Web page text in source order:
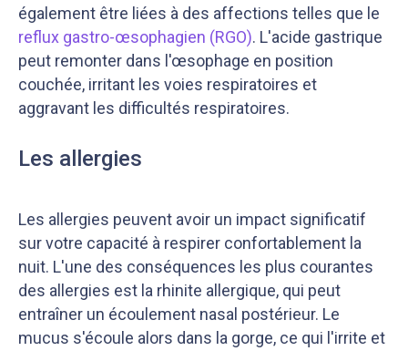
également être liées à des affections telles que le
reflux gastro-œsophagien (RGO). L'acide gastrique
peut remonter dans l'œsophage en position
couchée, irritant les voies respiratoires et
aggravant les difficultés respiratoires.
Les allergies
Les allergies peuvent avoir un impact significatif
sur votre capacité à respirer confortablement la
nuit. L'une des conséquences les plus courantes
des allergies est la rhinite allergique, qui peut
entraîner un écoulement nasal postérieur. Le
mucus s'écoule alors dans la gorge, ce qui l'irrite et